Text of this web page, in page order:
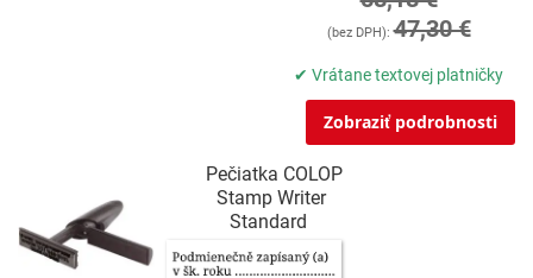
47,30 €
✔ Vrátane textovej platničky
Zobraziť podrobnosti
Pečiatka COLOP
Stamp Writer
Standard